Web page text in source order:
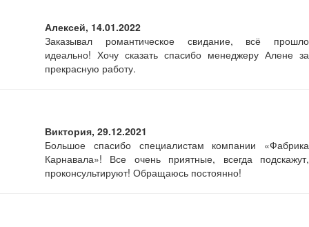
Алексей, 14.01.2022
Заказывал романтическое свидание, всё прошло
идеально! Хочу сказать спасибо менеджеру Алене за
прекрасную работу.
Виктория, 29.12.2021
Большое спасибо специалистам компании «Фабрика
Карнавала»! Все очень приятные, всегда подскажут,
проконсультируют! Обращаюсь постоянно!